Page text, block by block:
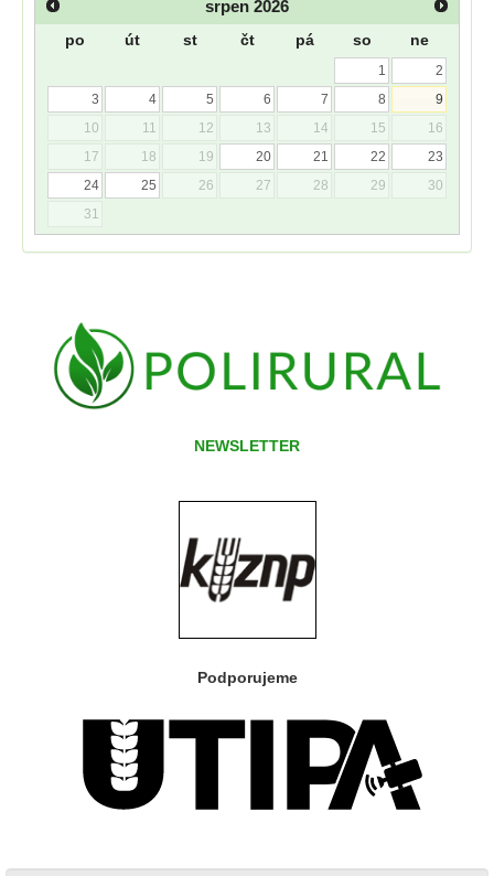
srpen 2026
po út st čt pá so ne
1
2
3
4 5 6 7 8
9
10
11 12 13 14 15
16
17
18 19 20 21 22
23
24
25 26 27 28 29
30
31
NEWSLETTER
Podporujeme